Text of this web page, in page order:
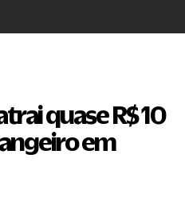
quase R$ 10
em